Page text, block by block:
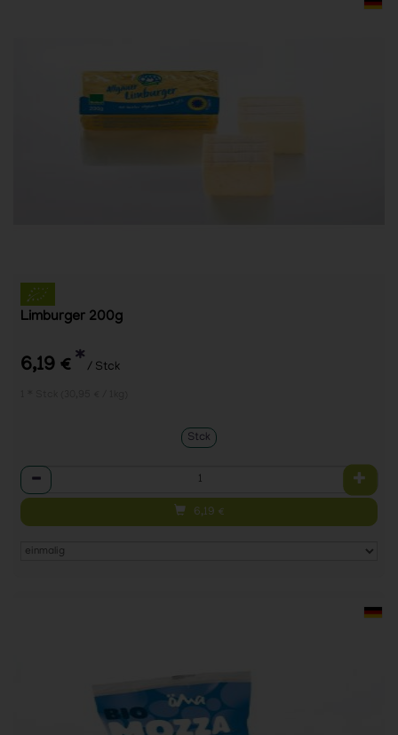
Limburger 200g
6,19 € * / Stck
Stck
Anzahl
6,19 €